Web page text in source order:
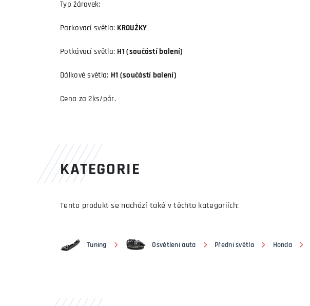
Typ žárovek:
Parkovací světla: KROUŽKY
Potkávací světla: H1 (součástí balení)
Dálkové světla: H1 (součástí balení)
Cena za 2ks/pár.
KATEGORIE
Tento produkt se nachází také v těchto kategoriích:
Tuning Osvětlení auta Přední světla Honda